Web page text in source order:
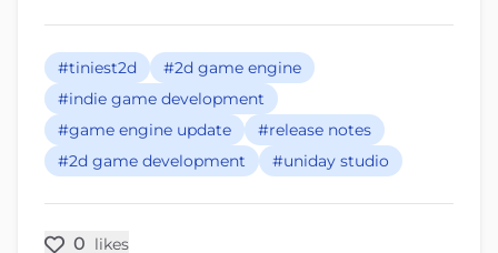
#tiniest2d
#2d game engine
#indie game development
#game engine update
#release notes
#2d game development
#uniday studio
0 likes